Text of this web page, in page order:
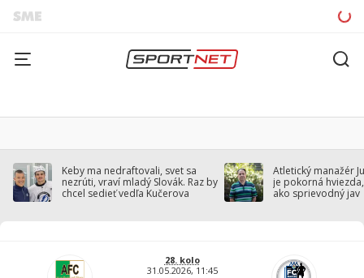
Keby ma nedraftovali, svet sa
nezrúti, vraví mladý Slovák. Raz by
chcel sedieť vedľa Kučerova
Atletický manažér
je pokorná
ako sprievodný jav
28. kolo
31.05.2026, 11:45